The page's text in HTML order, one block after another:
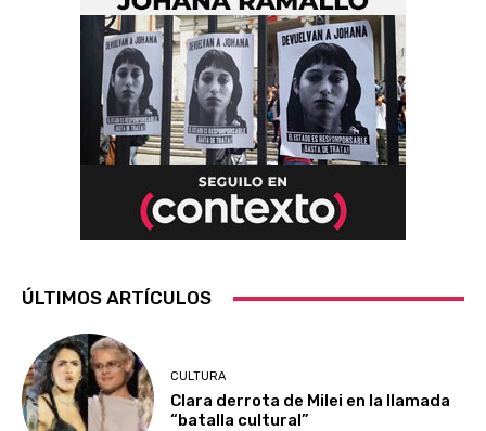
ÚLTIMOS ARTÍCULOS
CULTURA
Clara derrota de Milei en la llamada
“batalla cultural”